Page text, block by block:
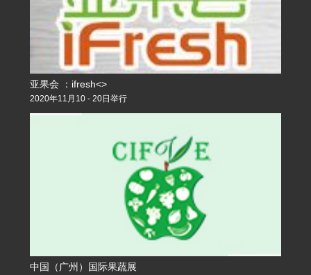
亚果会 ：ifresh<>
2020年11月10 - 20日举行
中国（广州）国际果蔬展